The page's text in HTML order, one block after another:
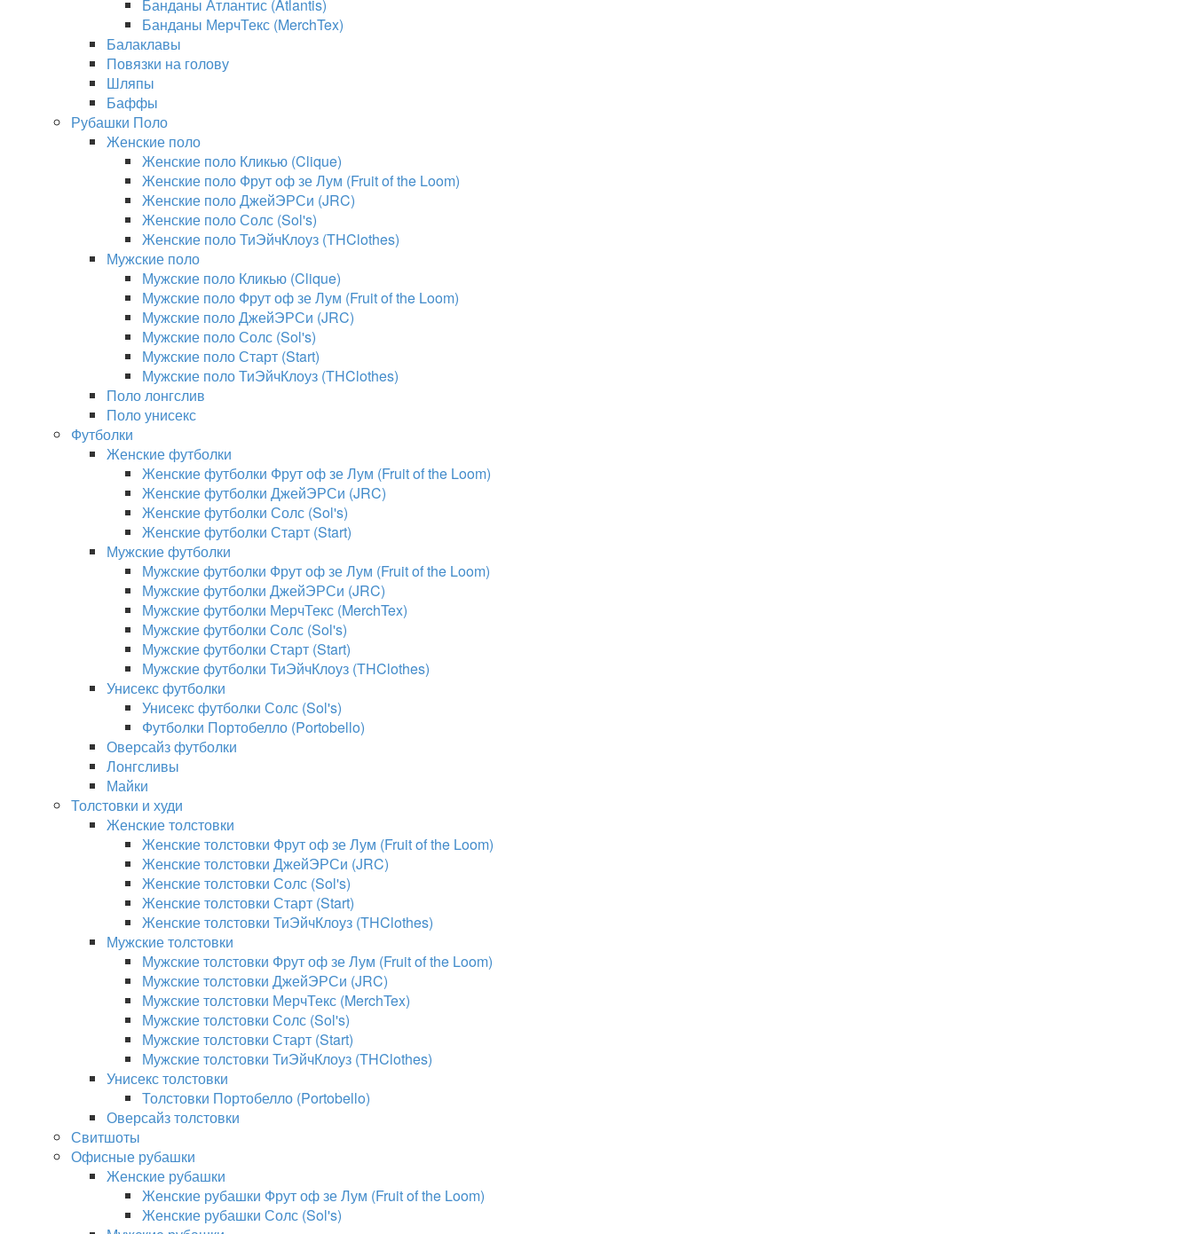
Банданы Атлантис (Atlantis)
Банданы МерчТекс (MerchTex)
Балаклавы
Повязки на голову
Шляпы
Баффы
Рубашки Поло
Женские поло
Женские поло Кликью (Clique)
Женские поло Фрут оф зе Лум (Fruit of the Loom)
Женские поло ДжейЭРСи (JRC)
Женские поло Солс (Sol's)
Женские поло ТиЭйчКлоуз (THClothes)
Мужские поло
Мужские поло Кликью (Clique)
Мужские поло Фрут оф зе Лум (Fruit of the Loom)
Мужские поло ДжейЭРСи (JRC)
Мужские поло Солс (Sol's)
Мужские поло Старт (Start)
Мужские поло ТиЭйчКлоуз (THClothes)
Поло лонгслив
Поло унисекс
Футболки
Женские футболки
Женские футболки Фрут оф зе Лум (Fruit of the Loom)
Женские футболки ДжейЭРСи (JRC)
Женские футболки Солс (Sol's)
Женские футболки Старт (Start)
Мужские футболки
Мужские футболки Фрут оф зе Лум (Fruit of the Loom)
Мужские футболки ДжейЭРСи (JRC)
Мужские футболки МерчТекс (MerchTex)
Мужские футболки Солс (Sol's)
Мужские футболки Старт (Start)
Мужские футболки ТиЭйчКлоуз (THClothes)
Унисекс футболки
Унисекс футболки Солс (Sol's)
Футболки Портобелло (Portobello)
Оверсайз футболки
Лонгсливы
Майки
Толстовки и худи
Женские толстовки
Женские толстовки Фрут оф зе Лум (Fruit of the Loom)
Женские толстовки ДжейЭРСи (JRC)
Женские толстовки Солс (Sol's)
Женские толстовки Старт (Start)
Женские толстовки ТиЭйчКлоуз (THClothes)
Мужские толстовки
Мужские толстовки Фрут оф зе Лум (Fruit of the Loom)
Мужские толстовки ДжейЭРСи (JRC)
Мужские толстовки МерчТекс (MerchTex)
Мужские толстовки Солс (Sol's)
Мужские толстовки Старт (Start)
Мужские толстовки ТиЭйчКлоуз (THClothes)
Унисекс толстовки
Толстовки Портобелло (Portobello)
Оверсайз толстовки
Свитшоты
Офисные рубашки
Женские рубашки
Женские рубашки Фрут оф зе Лум (Fruit of the Loom)
Женские рубашки Солс (Sol's)